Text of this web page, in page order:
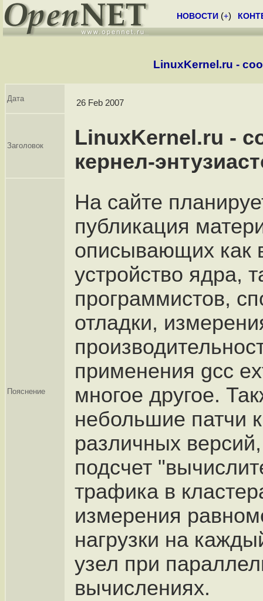
НОВОСТИ (+)
LinuxKernel.ru -
Дата 26 Feb 2007
Заголовок
LinuxKernel.ru -
кернел-
Пояснение
На сайте
публикация
описывающих как
устройство ядра,
программистов,
отладки,
применения gcc
многое другое.
небольшие патчи
различных
подсчет
трафика в
измерения
нагрузки на
узел при
вычислениях.